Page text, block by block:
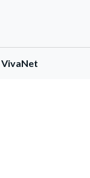
VivaNet